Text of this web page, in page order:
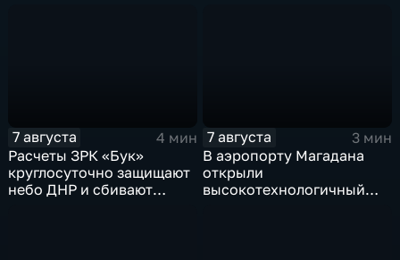
7 августа
4 мин
Расчеты ЗРК «Бук»
круглосуточно защищают
небо ДНР и сбивают
7 августа
3 мин
В аэропорту Магадана
открыли
высокотехнологичный